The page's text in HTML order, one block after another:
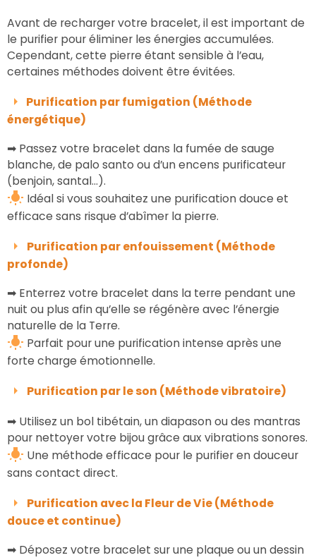
Avant de recharger votre bracelet, il est important de
le purifier pour éliminer les énergies accumulées.
Cependant, cette pierre étant sensible à l’eau,
certaines méthodes doivent être évitées.
Purification par fumigation (Méthode
énergétique)
➡ Passez votre bracelet dans la fumée de sauge
blanche, de palo santo ou d’un encens purificateur
(benjoin, santal…).
Idéal si vous souhaitez une purification douce et
efficace sans risque d’abîmer la pierre.
Purification par enfouissement (Méthode
profonde)
➡ Enterrez votre bracelet dans la terre pendant une
nuit ou plus afin qu’elle se régénère avec l’énergie
naturelle de la Terre.
Parfait pour une purification intense après une
forte charge émotionnelle.
Purification par le son (Méthode vibratoire)
➡ Utilisez un bol tibétain, un diapason ou des mantras
pour nettoyer votre bijou grâce aux vibrations sonores.
Une méthode efficace pour le purifier en douceur
sans contact direct.
Purification avec la Fleur de Vie (Méthode
douce et continue)
➡ Déposez votre bracelet sur une plaque ou un dessin